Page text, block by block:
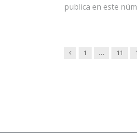
publica en este
Previous
1 … 11